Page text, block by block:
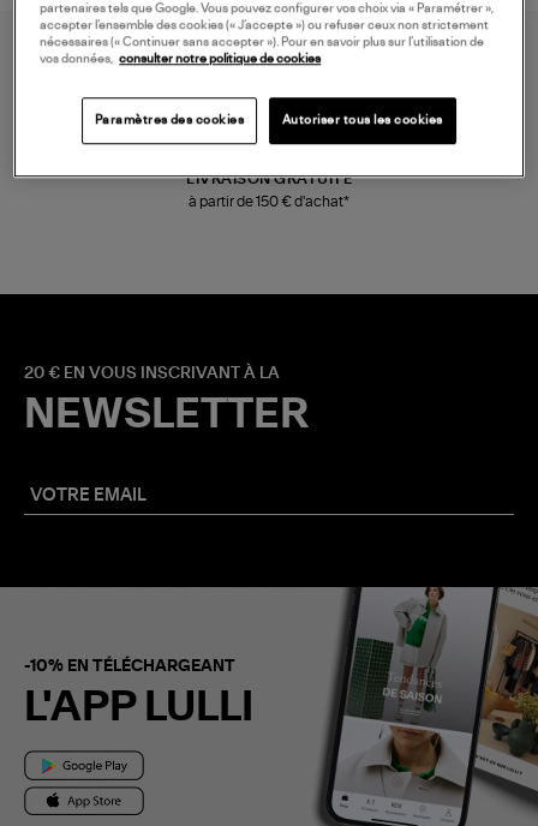
LIVRAISON GRATUITE
à partir de 150 € d'achat*
20 € EN VOUS INSCRIVANT À LA
NEWSLETTER
-10% EN TÉLÉCHARGEANT
L'APP LULLI
partenaires tels que Google. Vous pouvez configurer vos choix via « Paramétrer »,
accepter l’ensemble des cookies (« J’accepte ») ou refuser ceux non strictement
nécessaires (« Continuer sans accepter »). Pour en savoir plus sur l’utilisation de
vos données,
consulter notre politique de cookies
Paramètres des cookies Autoriser tous les cookies